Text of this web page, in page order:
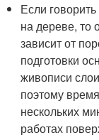
Если
на дереве, то
зависит от
подготовки
живописи
поэтому
нескольких
работах